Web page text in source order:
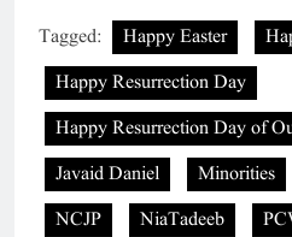
Tagged: Happy Easter
Happy Resurrection Day
Happy Resurrection Day of
Javaid Daniel
Minorities
NCJP
NiaTadeeb